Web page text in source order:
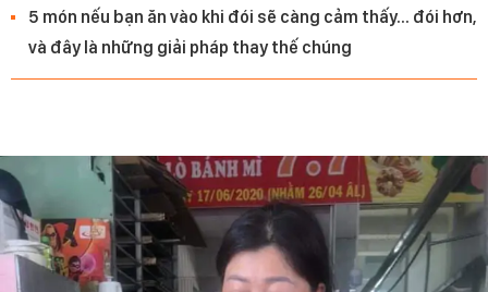
5 món nếu bạn ăn vào khi đói sẽ càng cảm thấy... đói hơn,
và đây là những giải pháp thay thế chúng